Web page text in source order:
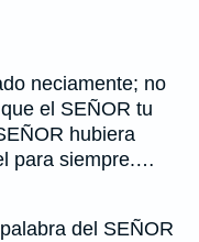
neciamente; no
el SEÑOR tu
hubiera
para siempre.…
del SEÑOR